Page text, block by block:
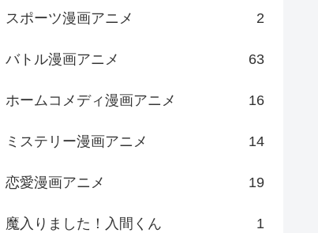
スポーツ漫画アニメ 2
バトル漫画アニメ 63
ホームコメディ漫画アニメ 16
ミステリー漫画アニメ 14
恋愛漫画アニメ 19
魔入りました！入間くん 1